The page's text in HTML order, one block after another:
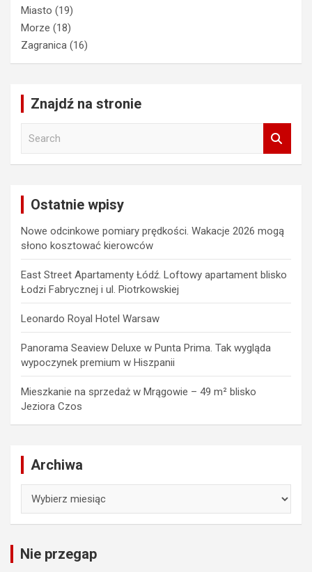
Miasto (19)
Morze (18)
Zagranica (16)
Znajdź na stronie
Ostatnie wpisy
Nowe odcinkowe pomiary prędkości. Wakacje 2026 mogą
słono kosztować kierowców
East Street Apartamenty Łódź. Loftowy apartament blisko
Łodzi Fabrycznej i ul. Piotrkowskiej
Leonardo Royal Hotel Warsaw
Panorama Seaview Deluxe w Punta Prima. Tak wygląda
wypoczynek premium w Hiszpanii
Mieszkanie na sprzedaż w Mrągowie – 49 m² blisko
Jeziora Czos
Archiwa
Nie przegap